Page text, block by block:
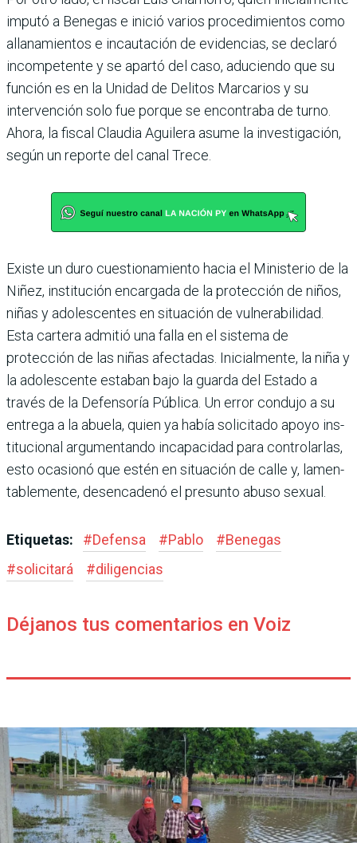
imputó a Benegas e inició varios procedimientos como
allanamientos e incauta­ción de evidencias, se declaró
incompetente y se apartó del caso, aduciendo que su
función es en la Unidad de Delitos Mar­carios y su
intervención solo fue porque se encontraba de turno.
Ahora, la fiscal Clau­dia Aguilera asume la inves­tigación,
según un reporte del canal Trece.
Existe un duro cuestiona­miento hacia el Ministerio de la
Niñez, institución encar­gada de la protección de niños,
niñas y adolescentes en situa­ción de vulnerabilidad.
Esta cartera admitió una falla en el sistema de
protección de las niñas afectadas. Inicial­mente, la niña y
la adolescente estaban bajo la guarda del Estado a
través de la Defenso­ría Pública. Un error condujo a su
entrega a la abuela, quien ya había solicitado apoyo ins­
titucional argumentando incapacidad para controlar­las,
esto ocasionó que estén en situación de calle y, lamen­
tablemente, desencadenó el presunto abuso sexual.
Etiquetas: #Defensa #Pablo #Benegas
#solicitará #diligencias
Déjanos tus comentarios en Voiz